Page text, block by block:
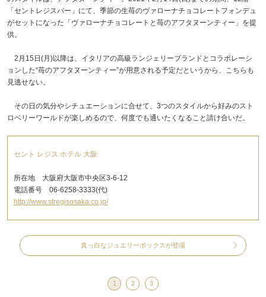
「セントレジスバー」にて、季節の生苺のヴァローナチョコレートフォンデュ
がセットになった「ヴァローナチョコレートと苺のアフタヌーンティー」を提
供。
2月15日(月)以降は、イタリアの高級ランジェリーブランドとコラボレーシ
ョンした“苺のアフタヌーンティー”が用意される予定だというから、こちらも
見逃せない。
その日の気分やシチュエーションに合せて、3つのスタイルから好みのスト
ロベリーワールドが楽しめるので、何度でも通いたくなること請け合いだ。
セント レジス ホテル 大阪
所在地 大阪府大阪市中央区3-6-12
電話番号 06-6258-3333(代)
http://www.stregisosaka.co.jp/
真っ白なジュエリーボックスが登場
1 2 3